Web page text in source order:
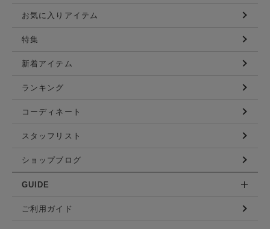
お気に入りアイテム
特集
新着アイテム
ランキング
コーディネート
スタッフリスト
ショップブログ
GUIDE
ご利用ガイド